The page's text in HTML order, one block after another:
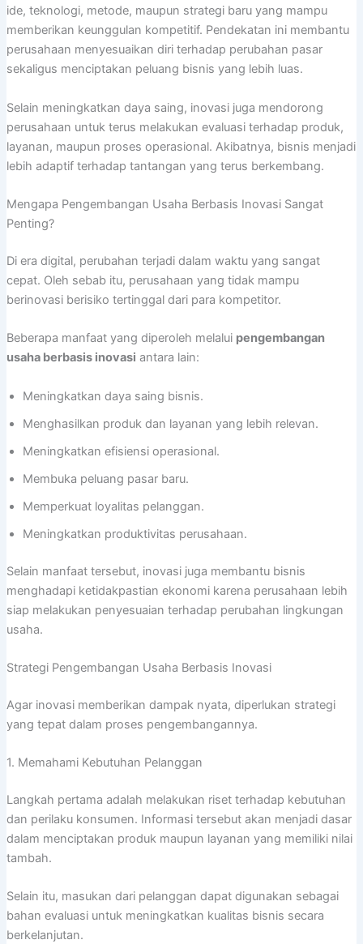
ide, teknologi, metode, maupun strategi baru yang mampu
memberikan keunggulan kompetitif. Pendekatan ini membantu
perusahaan menyesuaikan diri terhadap perubahan pasar
sekaligus menciptakan peluang bisnis yang lebih luas.
Selain meningkatkan daya saing, inovasi juga mendorong
perusahaan untuk terus melakukan evaluasi terhadap produk,
layanan, maupun proses operasional. Akibatnya, bisnis menjadi
lebih adaptif terhadap tantangan yang terus berkembang.
Mengapa Pengembangan Usaha Berbasis Inovasi Sangat
Penting?
Di era digital, perubahan terjadi dalam waktu yang sangat
cepat. Oleh sebab itu, perusahaan yang tidak mampu
berinovasi berisiko tertinggal dari para kompetitor.
Beberapa manfaat yang diperoleh melalui pengembangan
usaha berbasis inovasi antara lain:
Meningkatkan daya saing bisnis.
Menghasilkan produk dan layanan yang lebih relevan.
Meningkatkan efisiensi operasional.
Membuka peluang pasar baru.
Memperkuat loyalitas pelanggan.
Meningkatkan produktivitas perusahaan.
Selain manfaat tersebut, inovasi juga membantu bisnis
menghadapi ketidakpastian ekonomi karena perusahaan lebih
siap melakukan penyesuaian terhadap perubahan lingkungan
usaha.
Strategi Pengembangan Usaha Berbasis Inovasi
Agar inovasi memberikan dampak nyata, diperlukan strategi
yang tepat dalam proses pengembangannya.
1. Memahami Kebutuhan Pelanggan
Langkah pertama adalah melakukan riset terhadap kebutuhan
dan perilaku konsumen. Informasi tersebut akan menjadi dasar
dalam menciptakan produk maupun layanan yang memiliki nilai
tambah.
Selain itu, masukan dari pelanggan dapat digunakan sebagai
bahan evaluasi untuk meningkatkan kualitas bisnis secara
berkelanjutan.